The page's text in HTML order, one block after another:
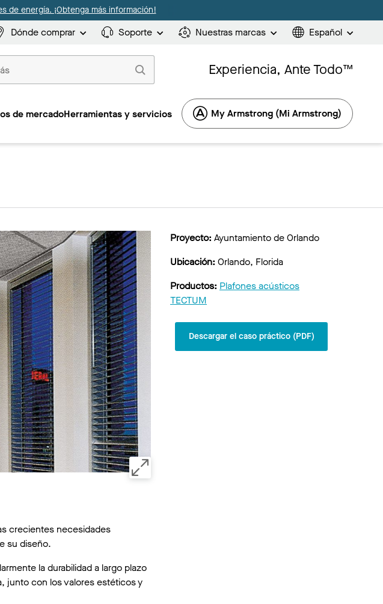
de energía. ¡Obtenga más información!
Dónde comprar Soporte Nuestras marcas Español
Experiencia, Ante Todo™
de mercadoHerramientas y servicios My Armstrong (Mi Armstrong)
crecientes necesidades
su diseño.
la durabilidad a largo plazo
junto con los valores estéticos y
Proyecto: Ayuntamiento de Orlando
Ubicación: Orlando, Florida
Productos: Plafones acústicos
TECTUM
Descargar el caso práctico (PDF)